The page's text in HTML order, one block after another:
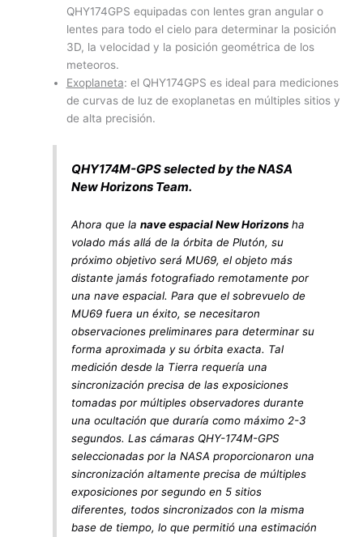
QHY174GPS equipadas con lentes gran angular o
lentes para todo el cielo para determinar la posición
3D, la velocidad y la posición geométrica de los
meteoros.
Exoplaneta: el QHY174GPS es ideal para mediciones
de curvas de luz de exoplanetas en múltiples sitios y
de alta precisión.
QHY174M-GPS selected by the NASA
New Horizons Team.
Ahora que lanave espacial New Horizons ha
volado más allá de la órbita de Plutón, su
próximo objetivo será MU69, el objeto más
distante jamás fotografiado remotamente por
una nave espacial. Para que el sobrevuelo de
MU69 fuera un éxito, se necesitaron
observaciones preliminares para determinar su
forma aproximada y su órbita exacta. Tal
medición desde la Tierra requería una
sincronización precisa de las exposiciones
tomadas por múltiples observadores durante
una ocultación que duraría como máximo 2-3
segundos. Las cámaras QHY-174M-GPS
seleccionadas por la NASA proporcionaron una
sincronización altamente precisa de múltiples
exposiciones por segundo en 5 sitios
diferentes, todos sincronizados con la misma
base de tiempo, lo que permitió una estimación